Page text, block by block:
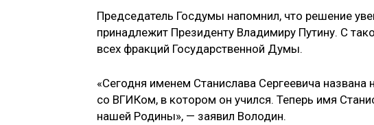
Председатель Госдумы напомнил, что решение
принадлежит Президенту Владимиру Путину. С
всех фракций Государственной Думы.
«Сегодня именем Станислава Сергеевича
со ВГИКом, в котором он учился. Теперь имя
нашей Родины», — заявил Володин.